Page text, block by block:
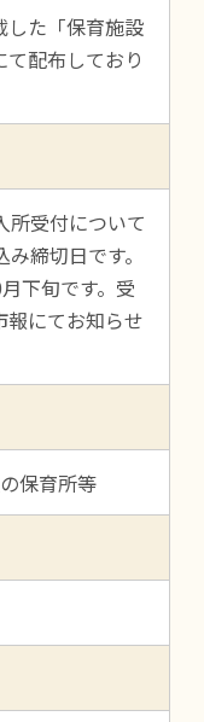
した「保育施設
配布しており
所受付について
締切日です。
下旬です。受
報にてお知らせ
保育所等